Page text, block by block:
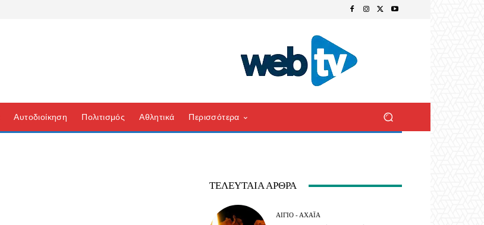
Αυτοδιοίκηση Πολιτισμός Αθλητικά Περισσότερα
ΤΕΛΕΥΤΑΊΑ ΆΡΘΡΑ
ΑΊΓΙΟ - ΑΧΑΪ́Α